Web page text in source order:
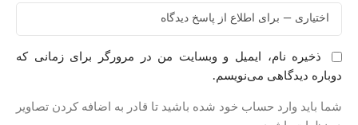
ذخیره نام، ایمیل و وبسایت من در مرورگر برای زمانی که
دوباره دیدگاهی می‌نویسم.
شما باید وارد حساب خود شده باشید تا قادر به اضافه کردن تصاویر